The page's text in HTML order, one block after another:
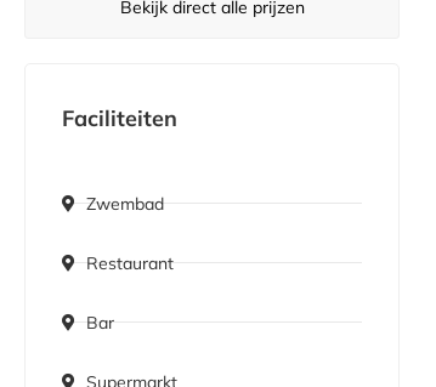
Bekijk direct alle prijzen
Faciliteiten
Zwembad
Restaurant
Bar
Supermarkt